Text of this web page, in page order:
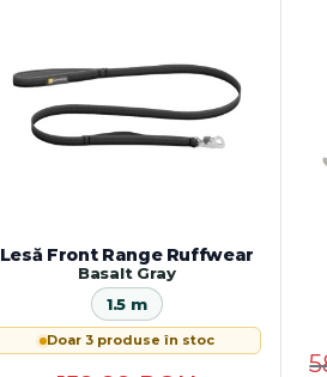
Lesă Front Range Ruffwear
Basalt Gray
1.5 m
Doar 3 produse în stoc